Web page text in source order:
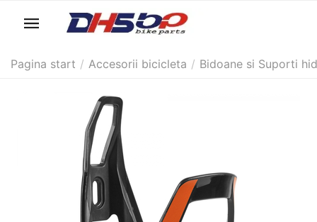
Pagina start / Accesorii bicicleta / Bidoane si Suporti